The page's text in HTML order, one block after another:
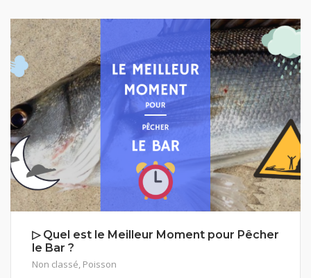
▷ Quel est le Meilleur Moment pour Pêcher
le Bar ?
Non classé, Poisson